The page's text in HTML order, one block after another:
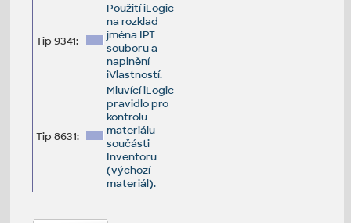
Tip 9341:
Použití iLogic
na rozklad
jména IPT
souboru a
naplnění
iVlastností.
Tip 8631:
Mluvící iLogic
pravidlo pro
kontrolu
materiálu
součásti
Inventoru
(výchozí
materiál).